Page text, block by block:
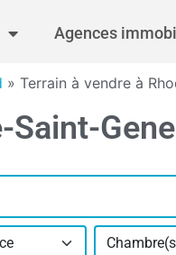
Agences
» Terrain à vendre à
Saint-